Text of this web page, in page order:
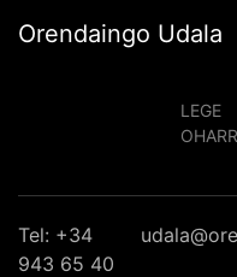
Orendaingo Udala
LEGE
Tel: +34
943 65 40